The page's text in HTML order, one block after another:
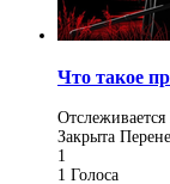
Что такое
Отслеживается
Закрыта
1
1 Голоса